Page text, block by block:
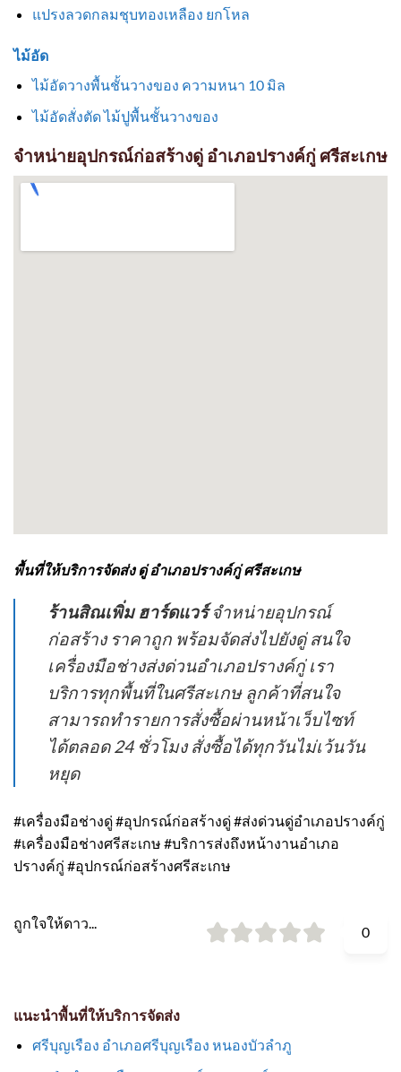
แปรงลวดกลมชุบทองเหลือง ยกโหล
ไม้อัด
ไม้อัดวางพื้นชั้นวางของ ความหนา 10 มิล
ไม้อัดสั่งตัด ไม้ปูพื้นชั้นวางของ
จำหน่ายอุปกรณ์ก่อสร้างดู่ อำเภอปรางค์กู่ ศรีสะเกษ
พื้นที่ให้บริการจัดส่ง ดู่ อำเภอปรางค์กู่ ศรีสะเกษ
ร้านสิณเพิ่ม ฮาร์ดแวร์จำหน่ายอุปกรณ์
ก่อสร้าง ราคาถูก พร้อมจัดส่งไปยังดู่ สนใจ
เครื่องมือช่างส่งด่วนอำเภอปรางค์กู่ เรา
บริการทุกพื้นที่ในศรีสะเกษ ลูกค้าที่สนใจ
สามารถทำรายการสั่งซื้อผ่านหน้าเว็บไซท์
ได้ตลอด 24 ชั่วโมง สั่งซื้อได้ทุกวันไม่เว้นวัน
หยุด
#เครื่องมือช่างดู่ #อุปกรณ์ก่อสร้างดู่ #ส่งด่วนดู่อำเภอปรางค์กู่
#เครื่องมือช่างศรีสะเกษ #บริการส่งถึงหน้างานอำเภอ
ปรางค์กู่ #อุปกรณ์ก่อสร้างศรีสะเกษ
ถูกใจให้ดาว...
0
แนะนำพื้นที่ให้บริการจัดส่ง
ศรีบุญเรือง อำเภอศรีบุญเรือง หนองบัวลำภู